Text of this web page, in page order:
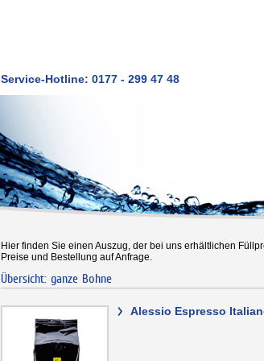
Service-Hotline: 0177 - 299 47 48
Hier finden Sie einen Auszug, der bei uns erhältlichen
Preise und Bestellung auf Anfrage.
Übersicht: ganze Bohne
> Alessio Espresso